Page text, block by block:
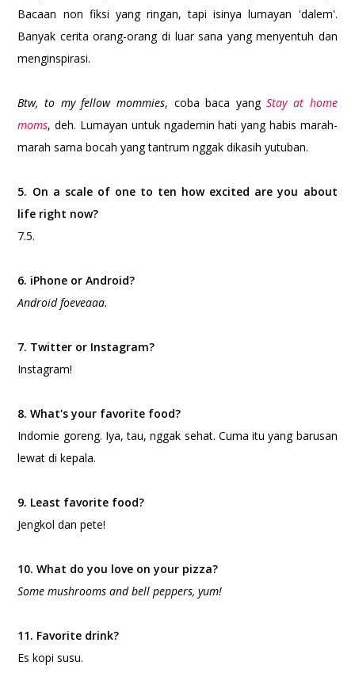
Bacaan non fiksi yang ringan, tapi isinya lumayan 'dalem'.
Banyak cerita orang-orang di luar sana yang menyentuh dan
menginspirasi.
Btw, to my fellow mommies, coba baca yangStay at home
moms, deh. Lumayan untuk ngademin hati yang habis marah-
marah sama bocah yang tantrum nggak dikasih yutuban.
5. On a scale of one to ten how excited are you about
life right now?
7.5.
6. iPhone or Android?
Android foeveaaa.
7. Twitter or Instagram?
Instagram!
8. What's your favorite food?
Indomie goreng. Iya, tau, nggak sehat. Cuma itu yang barusan
lewat di kepala.
9. Least favorite food?
Jengkol dan pete!
10. What do you love on your pizza?
Some mushrooms and bell peppers, yum!
11. Favorite drink?
Es kopi susu.